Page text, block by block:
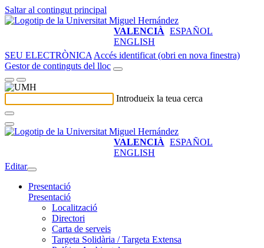
Saltar al contingut principal
VALENCIÀ ESPAÑOL
ENGLISH
SEU ELECTRÒNICA Accés identificat (obri en nova finestra)
Gestor de continguts del lloc
Introdueix la teua cerca
VALENCIÀ ESPAÑOL
ENGLISH
Editar
Presentació
Presentació
Localització
Directori
Carta de serveis
Targeta Solidària / Targeta Extensa